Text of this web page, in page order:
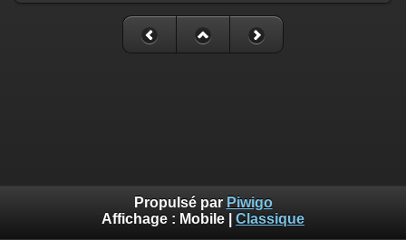
Propulsé par Piwigo
Affichage : Mobile Classique